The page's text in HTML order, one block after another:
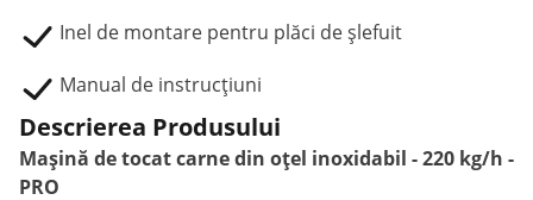
Inel de montare pentru plăci de șlefuit
Manual de instrucțiuni
Descrierea Produsului
Mașină de tocat carne din oțel inoxidabil - 220 kg/h -
PRO